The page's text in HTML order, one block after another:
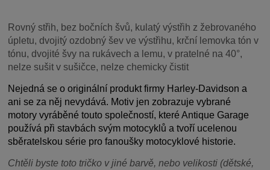
Rovný střih, bez bočních švů, kulatý výstřih z žebrovaného
úpletu, dvojitý ozdobný šev ve výstřihu, krční lemovka tón v
tónu, dvojité švy na rukávech a lemu, v pratelné na 40°,
nelze sušit v sušičce, nelze chemicky čistit
Nejedná se o originální produkt firmy Harley-Davidson a
ani se za něj nevydává. Motiv jen zobrazuje vybrané
motory vyráběné touto společností, které Antique Garage
používá při stavbách svým motocyklů a tvoří ucelenou
sběratelskou série pro fanoušky motocyklové historie.
Chtěli byste toto tričko v jiné barvě, nebo velikosti (dětské,